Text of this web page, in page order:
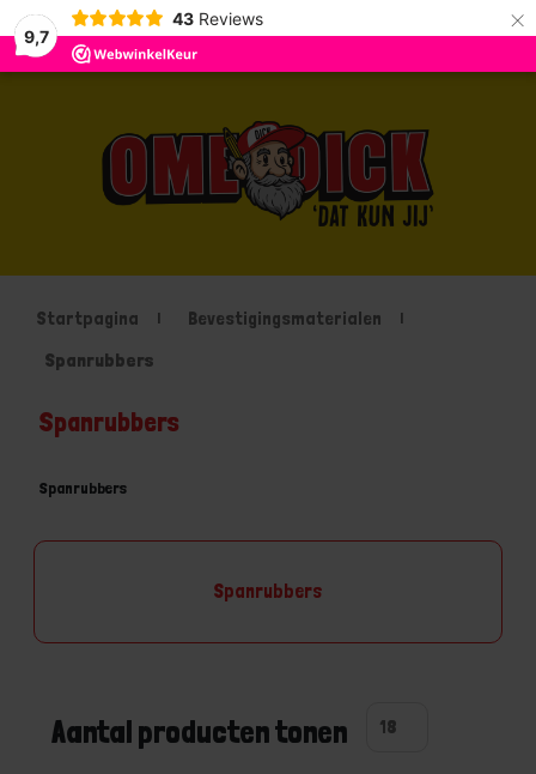
9,7
43 Reviews ×
Startpagina
Bevestigingsmaterialen
Spanrubbers
Spanrubbers
Spanrubbers
Spanrubbers
Aantal producten tonen